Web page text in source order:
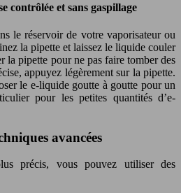
contrôlée et sans gaspillage
le réservoir de votre vaporisateur ou
la pipette et laissez le liquide couler
la pipette pour ne pas faire tomber des
appuyez légèrement sur la pipette.
le e-liquide goutte à goutte pour un
pour les petites quantités d’e-
avancées
précis, vous pouvez utiliser des